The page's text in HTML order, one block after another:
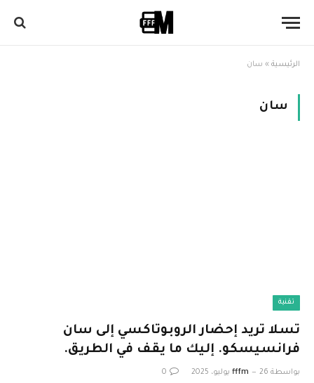
الرئيسية » سان
سان
تقنية
تسلا تريد إحضار الروبوتاكسي إلى سان
فرانسيسكو. إليك ما يقف في الطريق.
بواسطة fffm 26 يوليو، 2025 0